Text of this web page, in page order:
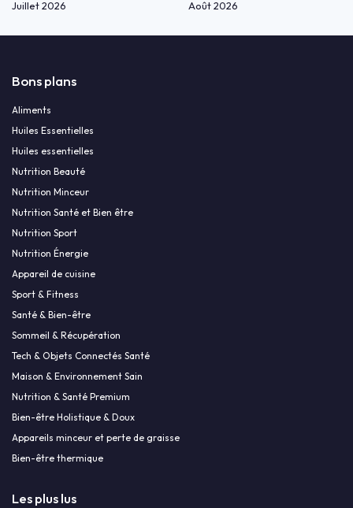
Juillet 2026
Août 2026
Bons plans
Aliments
Huiles Essentielles
Huiles essentielles
Nutrition Beauté
Nutrition Minceur
Nutrition Santé et Bien être
Nutrition Sport
Nutrition Énergie
Appareil de cuisine
Sport & Fitness
Santé & Bien-être
Sommeil & Récupération
Tech & Objets Connectés Santé
Maison & Environnement Sain
Nutrition & Santé Premium
Bien-être Holistique & Doux
Appareils minceur et perte de graisse
Bien-être thermique
Les plus lus